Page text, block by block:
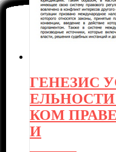
ГЕНЕЗИС
ЕЛЬНОСТИ
КОМ
И